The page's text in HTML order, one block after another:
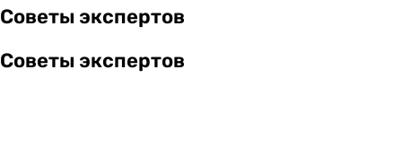
Советы экспертов
Советы экспертов